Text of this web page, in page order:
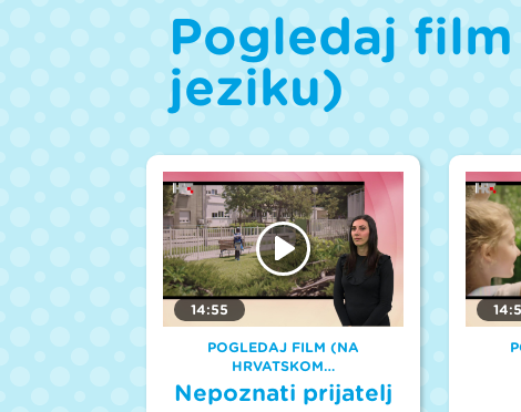
Pogledaj
jeziku)
14:55
POGLEDAJ FILM (NA
HRVATSKOM…
Nepoznati prijatelj